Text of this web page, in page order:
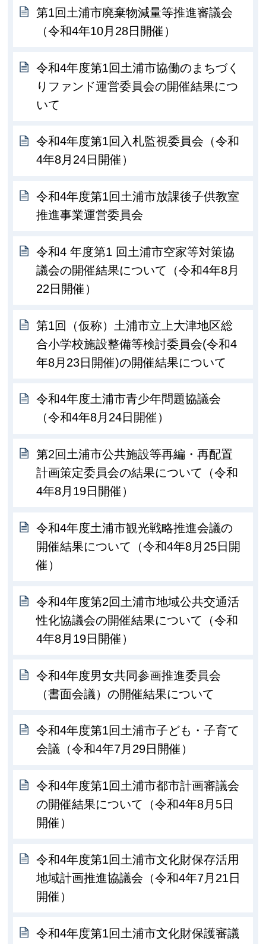
第1回土浦市廃棄物減量等推進審議会
（令和4年10月28日開催）
令和4年度第1回土浦市協働のまちづく
りファンド運営委員会の開催結果につ
いて
令和4年度第1回入札監視委員会（令和
4年8月24日開催）
令和4年度第1回土浦市放課後子供教室
推進事業運営委員会
令和4 年度第1 回土浦市空家等対策協
議会の開催結果について（令和4年8月
22日開催）
第1回（仮称）土浦市立上大津地区総
合小学校施設整備等検討委員会(令和4
年8月23日開催)の開催結果について
令和4年度土浦市青少年問題協議会
（令和4年8月24日開催）
第2回土浦市公共施設等再編・再配置
計画策定委員会の結果について（令和
4年8月19日開催）
令和4年度土浦市観光戦略推進会議の
開催結果について（令和4年8月25日開
催）
令和4年度第2回土浦市地域公共交通活
性化協議会の開催結果について（令和
4年8月19日開催）
令和4年度男女共同参画推進委員会
（書面会議）の開催結果について
令和4年度第1回土浦市子ども・子育て
会議（令和4年7月29日開催）
令和4年度第1回土浦市都市計画審議会
の開催結果について（令和4年8月5日
開催）
令和4年度第1回土浦市文化財保存活用
地域計画推進協議会（令和4年7月21日
開催）
令和4年度第1回土浦市文化財保護審議